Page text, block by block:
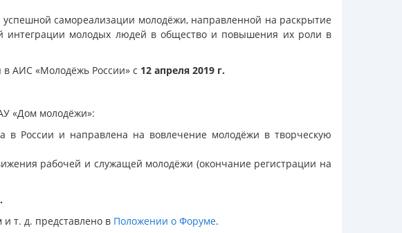
самореализации молодёжи, направленной на раскрытие
интеграции молодых людей в общество и повышения их роли в
в АИС «Молодёжь России» с 12 апреля 2019 г.
«Дом молодёжи»:
в России и направлена на вовлечение молодёжи в творческую
рабочей и служащей молодёжи (окончание регистрации на
т. д. представлено в Положении о Форуме.